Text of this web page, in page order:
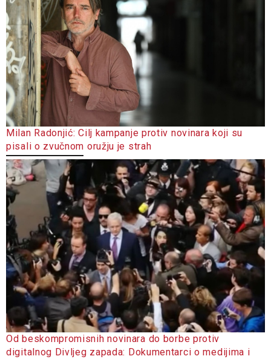
Milan Radonjić: Cilj kampanje protiv novinara koji su
pisali o zvučnom oružju je strah
Od beskompromisnih novinara do borbe protiv
digitalnog Divljeg zapada: Dokumentarci o medijima i